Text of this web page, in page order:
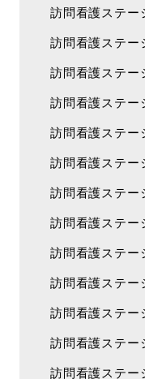
訪問看護ステー
訪問看護ステー
訪問看護ステー
訪問看護ステー
訪問看護ステー
訪問看護ステー
訪問看護ステー
訪問看護ステー
訪問看護ステー
訪問看護ステー
訪問看護ステー
訪問看護ステー
訪問看護ステー